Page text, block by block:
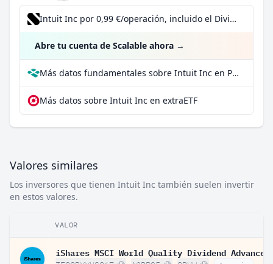
Intuit Inc por 0,99 €/operación, incluido el Dividend Reinvestment Plan
Abre tu cuenta de Scalable ahora →
Más datos fundamentales sobre Intuit Inc en Parqet
Más datos sobre Intuit Inc en extraETF
Valores similares
Los inversores que tienen Intuit Inc también suelen invertir
en estos valores.
VALOR